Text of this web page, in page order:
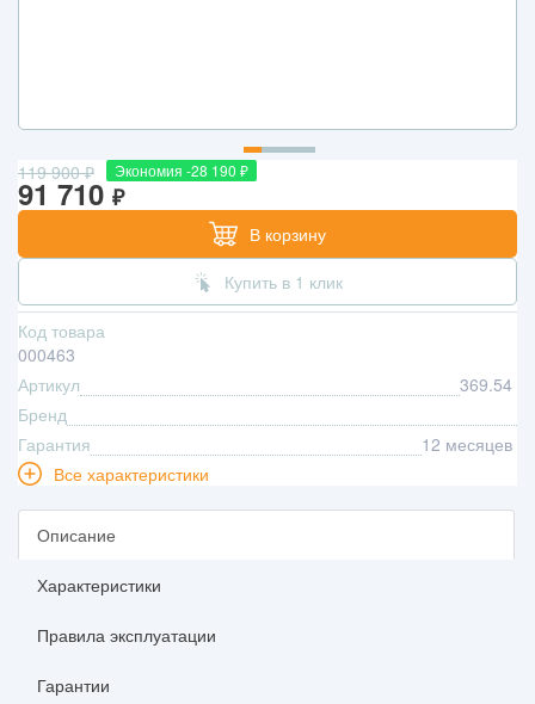
119 900₽ Экономия -28 190 ₽
91 710 ₽
В корзину
Купить в 1 клик
Код товара
000463
Артикул
369.54
Бренд
Гарантия
12 месяцев
Все характеристики
Описание
Характеристики
Правила эксплуатации
Гарантии